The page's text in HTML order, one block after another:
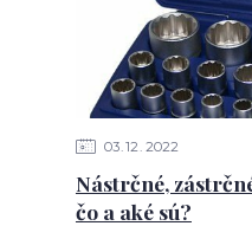
03 12 2022
Nástrčné,
čo a aké sú?